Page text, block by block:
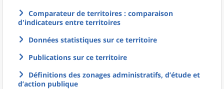
Comparateur de territoires : comparaison
d'indicateurs entre territoires
Données statistiques sur ce territoire
Publications sur ce territoire
Définitions des zonages administratifs, d’étude et
d’action publique